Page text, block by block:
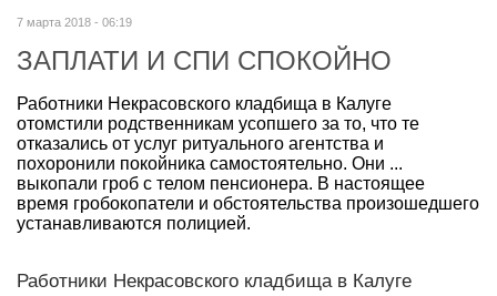
7 марта 2018 - 06:19
ЗАПЛАТИ И СПИ СПОКОЙНО
Работники Некрасовского кладбища в Калуге
отомстили родственникам усопшего за то, что те
отказались от услуг ритуального агентства и
похоронили покойника самостоятельно. Они ...
выкопали гроб с телом пенсионера. В настоящее
время гробокопатели и обстоятельства произошедшего
устанавливаются полицией.
Работники Некрасовского кладбища в Калуге